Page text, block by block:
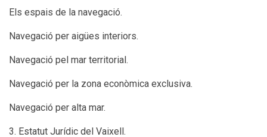
Els espais de la navegació.
Navegació per aigües interiors.
Navegació pel mar territorial.
Navegació per la zona econòmica exclusiva.
Navegació per alta mar.
3. Estatut Jurídic del Vaixell.